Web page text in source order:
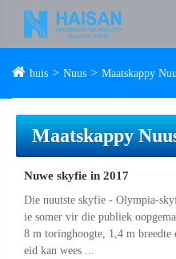
huis Nuus Maatskappy
Maatskappy
Nuwe skyfie in 2017
Die nuutste skyfie - Olympia-
ie somer vir die publiek
8 m toringhoogte, 1,4 m breedte
eid kan wees ...